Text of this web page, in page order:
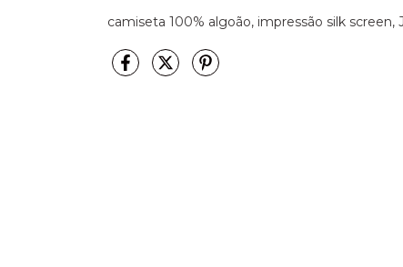
camiseta 100% algoão, impressão silk